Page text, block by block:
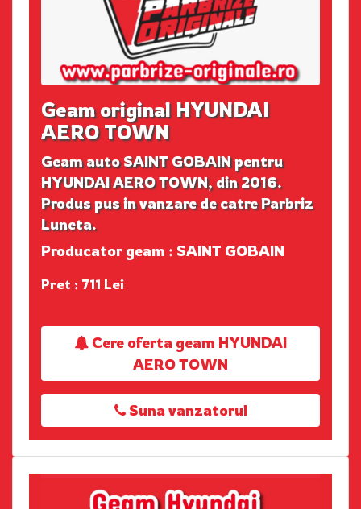
Geam original HYUNDAI
AERO TOWN
Geam auto SAINT GOBAIN pentru
HYUNDAI AERO TOWN, din 2016.
Produs pus in vanzare de catre Parbriz
Luneta.
Producator geam : SAINT GOBAIN
Pret : 711 Lei
Cere oferta geam HYUNDAI
AERO TOWN
Suna vanzatorul